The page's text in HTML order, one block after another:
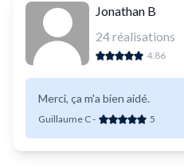
Jonathan B
24réalisations
4.86
Merci, ça m'a bien aidé.
Guillaume C- 5